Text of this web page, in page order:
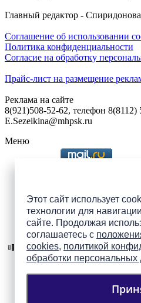
Этот сайт использует
технологии для
сайте. Продолжая
соглашаетесь с
cookies, политикой
обработки
Главный редактор -
Соглашение об использовании
Политика конфиденциальности
Согласие на обработку
Прайс-лист на размещение
Реклама на сайте
8(921)508-52-62, телефон 8(8112)
E.Sezeikina@mhpsk.ru
Меню
Подпишись на группы
ПАИ в соцсетях!